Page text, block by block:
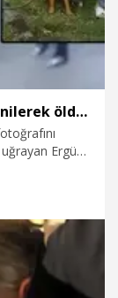
'Kız çocuğunun fotoğrafını çekti' denilerek öldürülmüştü; istinaf sonrası karar çıktı
uğrayan Ergün
kasten